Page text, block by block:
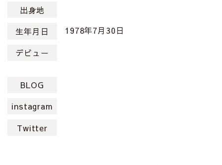
出身地
生年月日
1978年7月30日
デビュー
BLOG
instagram
Twitter